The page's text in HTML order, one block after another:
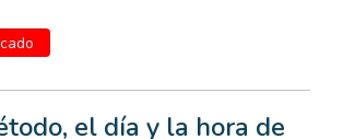
el día y la hora de